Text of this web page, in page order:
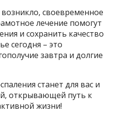
своевременное
лечение помогут
и сохранить качество
сегодня – это
завтра и долгие
станет для вас и
открывающей путь к
жизни!